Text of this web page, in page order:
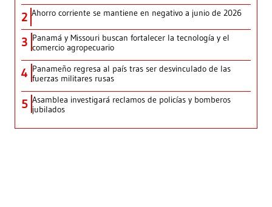
2 Ahorro corriente se mantiene en negativo a junio de 2026
3 Panamá y Missouri buscan fortalecer la tecnología y el
comercio agropecuario
4 Panameño regresa al país tras ser desvinculado de las
fuerzas militares rusas
5 Asamblea investigará reclamos de policías y bomberos
jubilados